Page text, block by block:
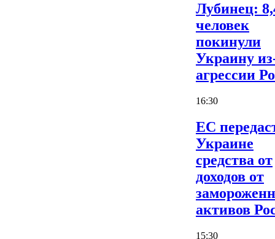
Лубинец:
человек
покинули
Украину
агрессии
16:30
ЕС
Украине
средства от
доходов от
активов
15:30